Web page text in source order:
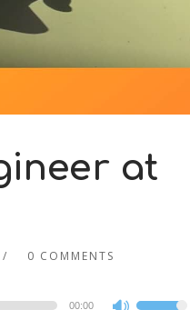
at
0 COMMENTS
00:00